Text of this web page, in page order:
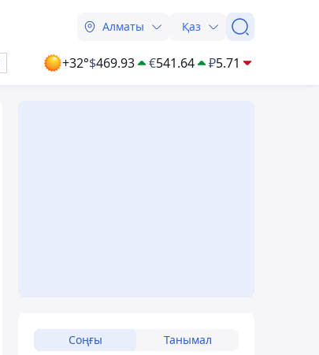
Алматы Қаз
+32°$469.93 €541.64 ₽5.71
Соңғы Танымал